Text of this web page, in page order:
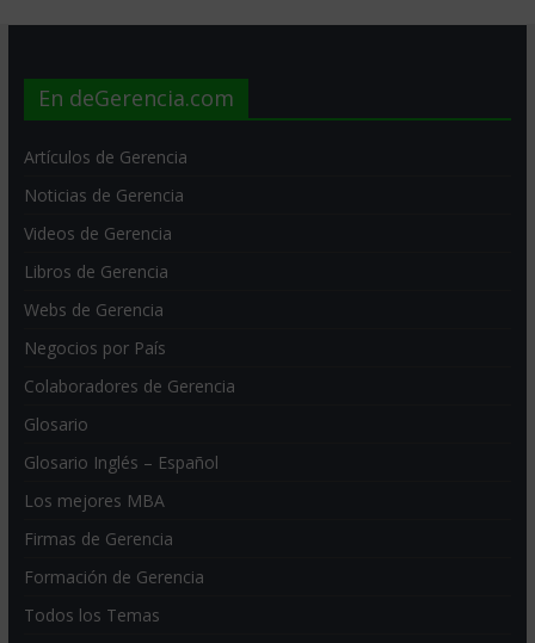
En deGerencia.com
Artículos de Gerencia
Noticias de Gerencia
Videos de Gerencia
Libros de Gerencia
Webs de Gerencia
Negocios por País
Colaboradores de Gerencia
Glosario
Glosario Inglés – Español
Los mejores MBA
Firmas de Gerencia
Formación de Gerencia
Todos los Temas